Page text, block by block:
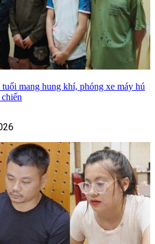
mang hung khí, phóng xe máy hú